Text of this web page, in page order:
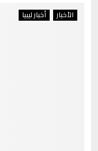
الأخبار أخبار ليبيا